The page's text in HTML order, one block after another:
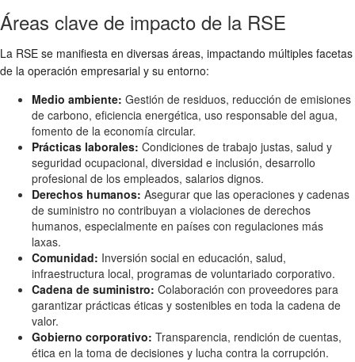
Áreas clave de impacto de la RSE
La RSE se manifiesta en diversas áreas, impactando múltiples facetas
de la operación empresarial y su entorno:
Medio ambiente: Gestión de residuos, reducción de emisiones
de carbono, eficiencia energética, uso responsable del agua,
fomento de la economía circular.
Prácticas laborales: Condiciones de trabajo justas, salud y
seguridad ocupacional, diversidad e inclusión, desarrollo
profesional de los empleados, salarios dignos.
Derechos humanos: Asegurar que las operaciones y cadenas
de suministro no contribuyan a violaciones de derechos
humanos, especialmente en países con regulaciones más
laxas.
Comunidad: Inversión social en educación, salud,
infraestructura local, programas de voluntariado corporativo.
Cadena de suministro: Colaboración con proveedores para
garantizar prácticas éticas y sostenibles en toda la cadena de
valor.
Gobierno corporativo: Transparencia, rendición de cuentas,
ética en la toma de decisiones y lucha contra la corrupción.